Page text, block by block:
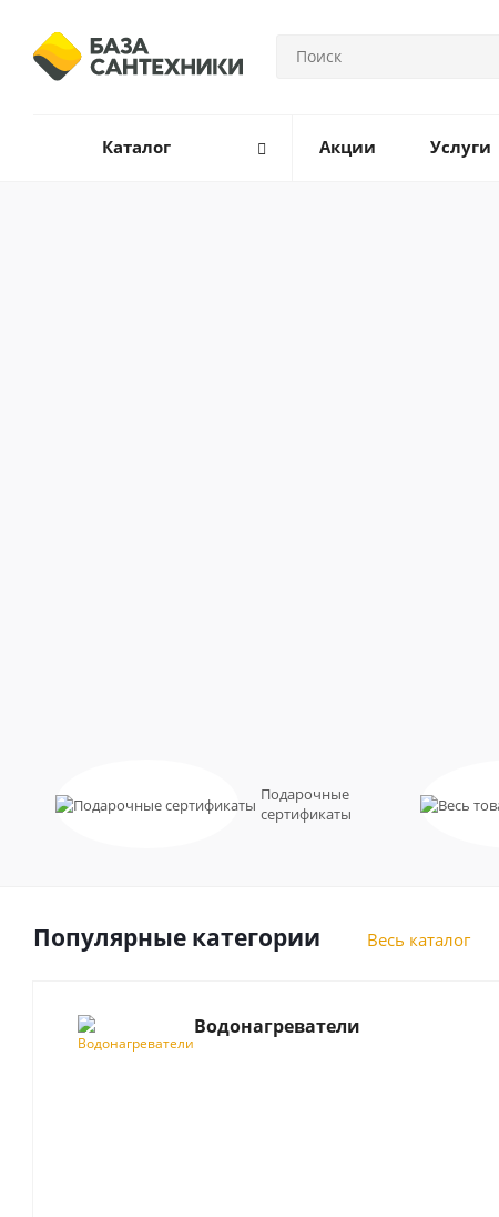
Каталог Акции Услуги
Подарочные
сертификаты
Популярные категории Весь каталог
Водонагреватели